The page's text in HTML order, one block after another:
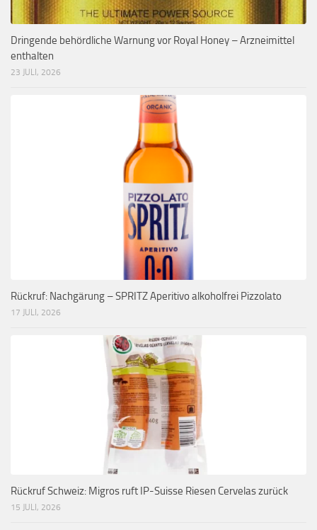
Dringende behördliche Warnung vor Royal Honey – Arzneimittel
enthalten
23 JULI, 2026
Rückruf: Nachgärung – SPRITZ Aperitivo alkoholfrei Pizzolato
17 JULI, 2026
Rückruf Schweiz: Migros ruft IP-Suisse Riesen Cervelas zurück
15 JULI, 2026